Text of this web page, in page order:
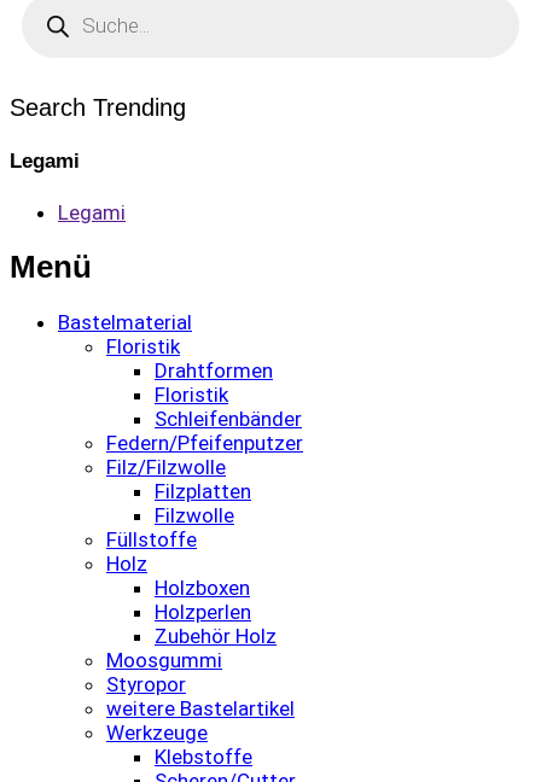
search
Search Trending
Legami
Legami
Menü
Bastelmaterial
Floristik
Drahtformen
Floristik
Schleifenbänder
Federn/Pfeifenputzer
Filz/Filzwolle
Filzplatten
Filzwolle
Füllstoffe
Holz
Holzboxen
Holzperlen
Zubehör Holz
Moosgummi
Styropor
weitere Bastelartikel
Werkzeuge
Klebstoffe